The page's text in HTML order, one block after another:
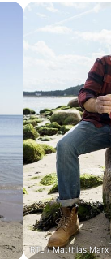
RTL / Matthias Marx